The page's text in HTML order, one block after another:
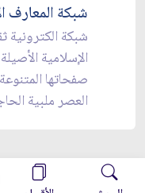
شبكة المعارف
شبكة الكترونية
الإسلامية
صفحاتها
العصر ملبية